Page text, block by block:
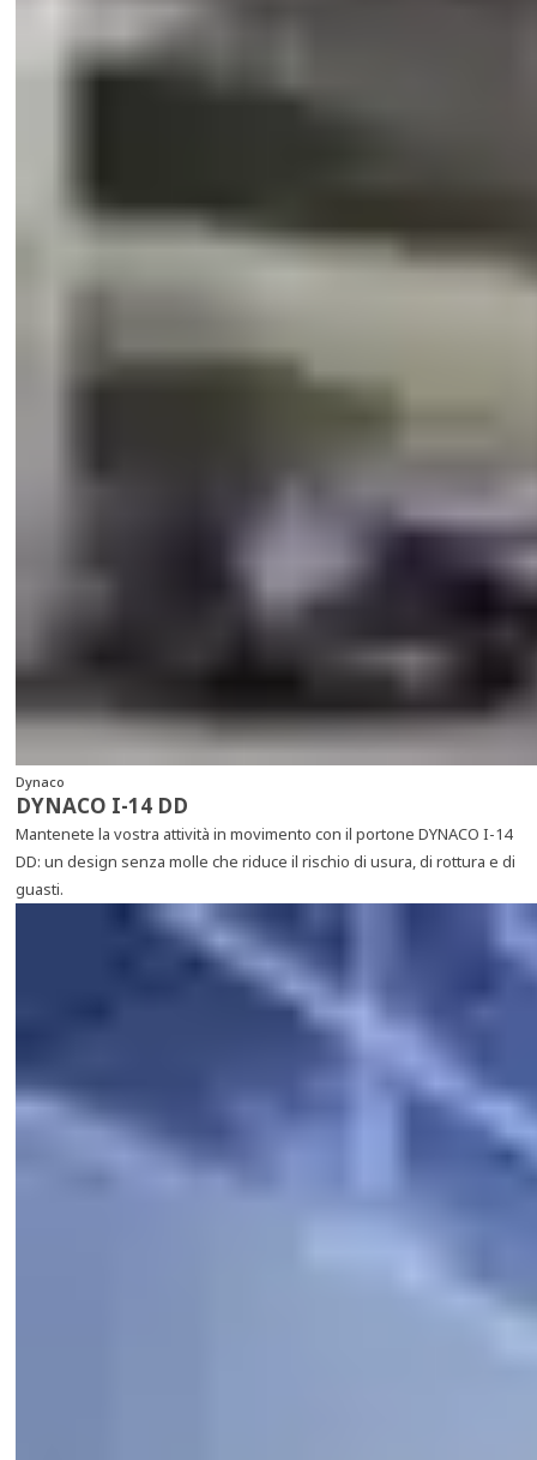
Dynaco
DYNACO I-14 DD
Mantenete la vostra attività in movimento con il portone DYNACO I-14
DD: un design senza molle che riduce il rischio di usura, di rottura e di
guasti.